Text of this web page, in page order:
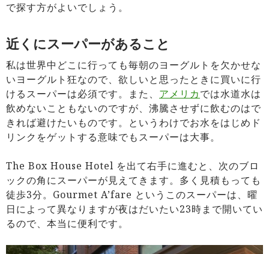
で探す方がよいでしょう。
近くにスーパーがあること
私は世界中どこに行っても毎朝のヨーグルトを欠かせな
いヨーグルト狂なので、欲しいと思ったときに買いに行
けるスーパーは必須です。また、 アメリカでは水道水は
飲めないこともないのですが、沸騰させずに飲むのはで
きれば避けたいものです。というわけでお水をはじめド
リンクをゲットする意味でもスーパーは大事。
The Box House Hotel を出て右手に進むと、次のブロ
ックの角にスーパーが見えてきます。多く見積もっても
徒歩3分。Gourmet A’fare というこのスーパーは、曜
日によって異なりますが夜はだいたい23時まで開いてい
るので、本当に便利です。